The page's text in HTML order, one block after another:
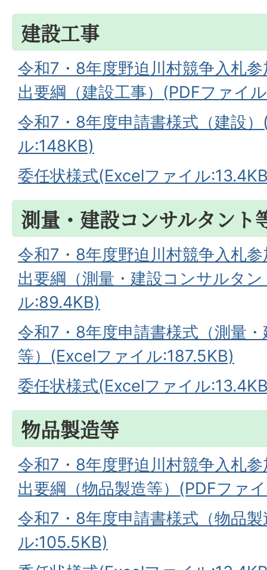
建設工事
令和7・8年度野迫川村競争入札
出要綱（建設工事）(PDFファイ
令和7・8年度申請書様式（建設
ル:148KB)
委任状様式(Excelファイル
測量・建設コンサルタント
令和7・8年度野迫川村競争入札
出要綱（測量・建設コンサルタ
ル:89.4KB)
令和7・8年度申請書様式（測量
等）(Excelファイル:187.5KB)
委任状様式(Excelファイル
物品製造等
令和7・8年度野迫川村競争入札
出要綱（物品製造等）(PDFファ
令和7・8年度申請書様式（物品
ル:105.5KB)